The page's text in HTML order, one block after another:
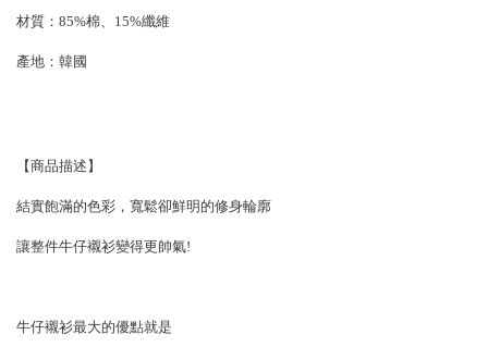
材質：85%棉、15%纖維
產地：韓國
【商品描述】
結實飽滿的色彩，寬鬆卻鮮明的修身輪廓
讓整件牛仔襯衫變得更帥氣!
牛仔襯衫最大的優點就是